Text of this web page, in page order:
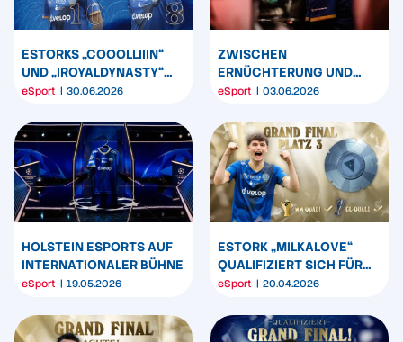
ESTORKS „COOOLLIIIN“
UND „IROYALDYNASTY“
VERLASSEN DIE KSV
eSport 30.06.2026
ZWISCHEN
ERNÜCHTERUNG UND
SENSATION: DIE
2025/26
eSport 03.06.2026
HOLSTEIN ESPORTS AUF
INTERNATIONALER BÜHNE
eSport 19.05.2026
ESTORK „MILKALOVE“
QUALIFIZIERT SICH FÜR
WELTMEISTERSCHAFT!
eSport 20.04.2026